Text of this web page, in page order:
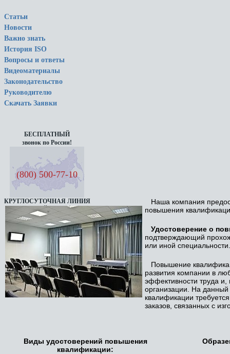
Статьи
Новости
Важно знать
История ISO
Вопросы и ответы
Видеоматериалы
Законодательство
Руководителю
Скачать Заявки
БЕСПЛАТНЫЙ
звонок по России!
(800) 500-77-10
КРУГЛОСУТОЧНАЯ ЛИНИЯ
СЕМЬ ДНЕЙ В НЕДЕЛЮ
Наша компания
повышения
Удостоверение о
подтверждающий
или иной специальности.
Повышение
развития компании в
эффективности труда и,
организации. На
квалификации
заказов, связанных с
Виды удостоверений повышения
квалификации: